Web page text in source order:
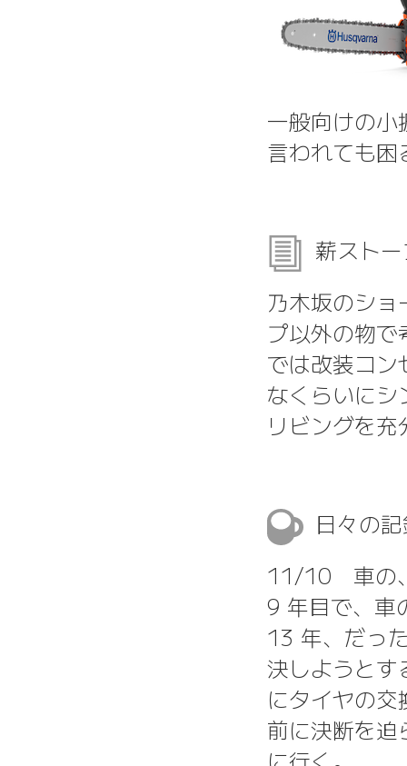
一般向けの
言われても困
薪スト
乃木坂のシ
プ以外の物
では改装コ
なくらいに
リビングを
日々の
11/10 車の
9 年目で、車
13 年、だっ
決しようとす
にタイヤの
前に決断を